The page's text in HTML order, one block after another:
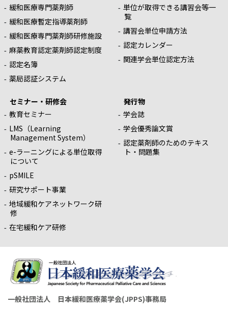
緩和医療専門薬剤師
緩和医療暫定指導薬剤師
緩和医療専門薬剤師研修施設
麻薬教育認定薬剤師認定制度
認定名簿
薬局認証システム
単位が取得できる講習会等一
覧
講習会単位申請方法
認定カレンダー
関連学会単位認定方法
セミナー・研修会
教育セミナー
LMS（Learning
Management System）
e-ラーニングによる単位取得
について
pSMILE
研究サポート事業
地域緩和ケアネットワーク研
修
在宅緩和ケア研修
発行物
学会誌
学会優秀論文賞
認定薬剤師のためのテキス
ト・問題集
一般社団法人 日本緩和医療薬学会(JPPS)事務局